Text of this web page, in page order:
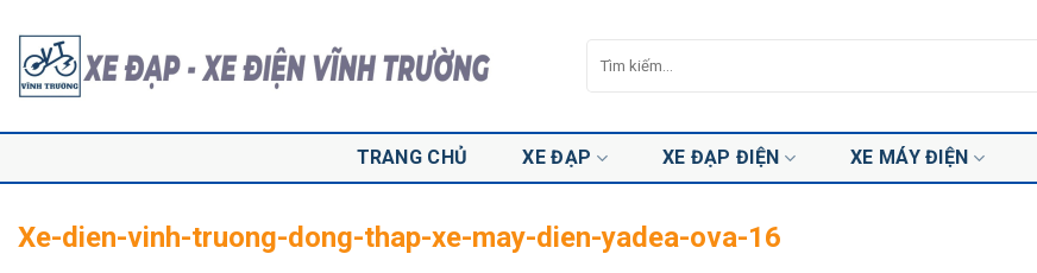
content
kiếm:
TRANG CHỦ XE ĐẠP XE ĐẠP ĐIỆN XE MÁY ĐIỆN
Xe-dien-vinh-truong-dong-thap-xe-may-dien-yadea-ova-16